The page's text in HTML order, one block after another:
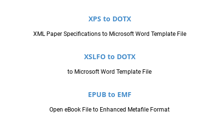
XPS to DOTX
XML Paper Specifications to Microsoft Word Template File
XSLFO to DOTX
to Microsoft Word Template File
EPUB to EMF
Open eBook File to Enhanced Metafile Format